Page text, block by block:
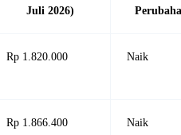
Juli 2026)
Rp 1.820.000 Naik
Rp 1.866.400 Naik